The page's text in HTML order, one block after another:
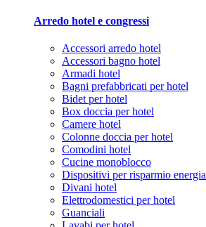
Arredo hotel e congressi
Accessori arredo hotel
Accessori bagno hotel
Armadi hotel
Bagni prefabbricati per hotel
Bidet per hotel
Box doccia per hotel
Camere hotel
Colonne doccia per hotel
Comodini hotel
Cucine monoblocco
Dispositivi per risparmio energia
Divani hotel
Elettrodomestici per hotel
Guanciali